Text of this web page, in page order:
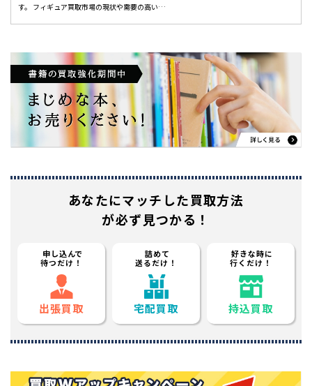
す。 フィギュア買取市場の現状や需要の高い…
あなたにマッチした買取方法
が必ず見つかる！
申し込んで
待つだけ！
出張買取
詰めて
送るだけ！
宅配買取
好きな時に
行くだけ！
持込買取